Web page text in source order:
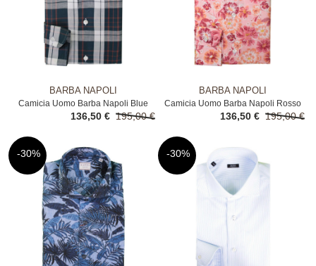
BARBA NAPOLI
Camicia Uomo Barba Napoli Blue
195,00 €
136,50 €
BARBA NAPOLI
Camicia Uomo Barba Napoli Rosso
195,00 €
136,50 €
-30% -30%